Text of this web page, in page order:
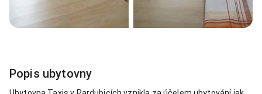
Popis ubytovny